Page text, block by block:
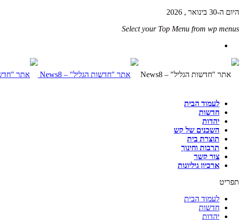
היום ה-30 בינואר , 2026
Select your Top Menu from wp menus
לעמוד הבית
חדשות
יהדות
השכנים של קש
תוצרת בית
תרבות וחינוך
צור קשר
ארכיון גיליונות
תפריט
לעמוד הבית
חדשות
יהדות